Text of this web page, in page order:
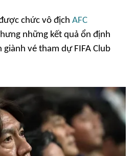
chức vô địch AFC
những kết quả ổn định
giành vé tham dự FIFA Club